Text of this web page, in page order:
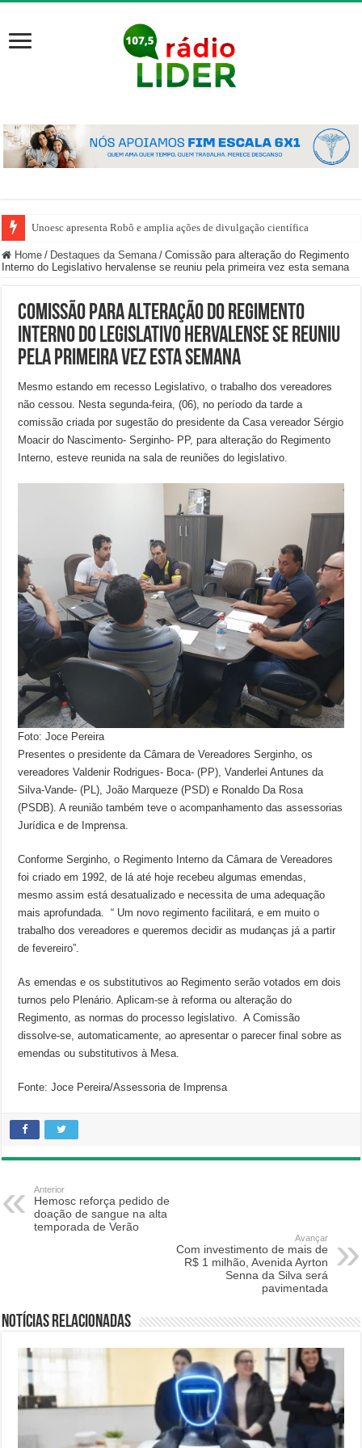
Unoesc apresenta Robô e amplia ações de divulgação científica
Home / Destaques da Semana / Comissão para alteração do Regimento
Interno do Legislativo hervalense se reuniu pela primeira vez esta semana
Comissão para alteração do Regimento
Interno do Legislativo hervalense se reuniu
pela primeira vez esta semana
Mesmo estando em recesso Legislativo, o trabalho dos vereadores
não cessou. Nesta segunda-feira, (06), no período da tarde a
comissão criada por sugestão do presidente da Casa vereador Sérgio
Moacir do Nascimento- Serginho- PP, para alteração do Regimento
Interno, esteve reunida na sala de reuniões do legislativo.
Foto: Joce Pereira
Presentes o presidente da Câmara de Vereadores Serginho, os
vereadores Valdenir Rodrigues- Boca- (PP), Vanderlei Antunes da
Silva-Vande- (PL), João Marqueze (PSD) e Ronaldo Da Rosa
(PSDB). A reunião também teve o acompanhamento das assessorias
Jurídica e de Imprensa.
Conforme Serginho, o Regimento Interno da Câmara de Vereadores
foi criado em 1992, de lá até hoje recebeu algumas emendas,
mesmo assim está desatualizado e necessita de uma adequação
mais aprofundada. “ Um novo regimento facilitará, e em muito o
trabalho dos vereadores e queremos decidir as mudanças já a partir
de fevereiro”.
As emendas e os substitutivos ao Regimento serão votados em dois
turnos pelo Plenário. Aplicam-se à reforma ou alteração do
Regimento, as normas do processo legislativo. A Comissão
dissolve-se, automaticamente, ao apresentar o parecer final sobre as
emendas ou substitutivos à Mesa.
Fonte: Joce Pereira/Assessoria de Imprensa
Anterior
Hemosc reforça pedido de
doação de sangue na alta
temporada de Verão
Avançar
Com investimento de mais de
R$ 1 milhão, Avenida Ayrton
Senna da Silva será
pavimentada
Notícias relacionadas